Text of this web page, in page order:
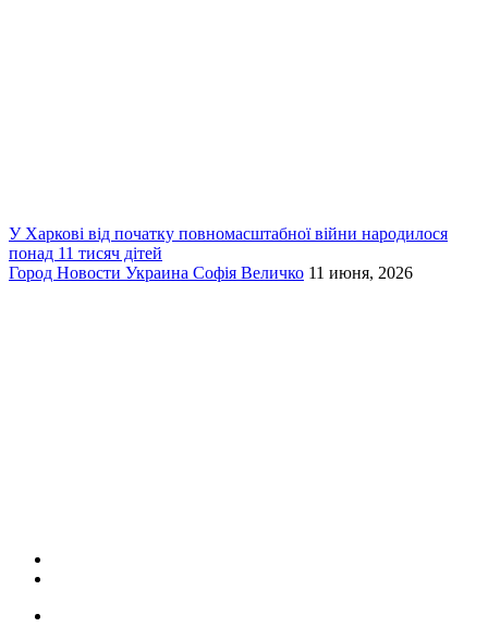
У Харкові від початку повномасштабної війни народилося
понад 11 тисяч дітей
Город Новости Украина Софія Величко 11 июня, 2026